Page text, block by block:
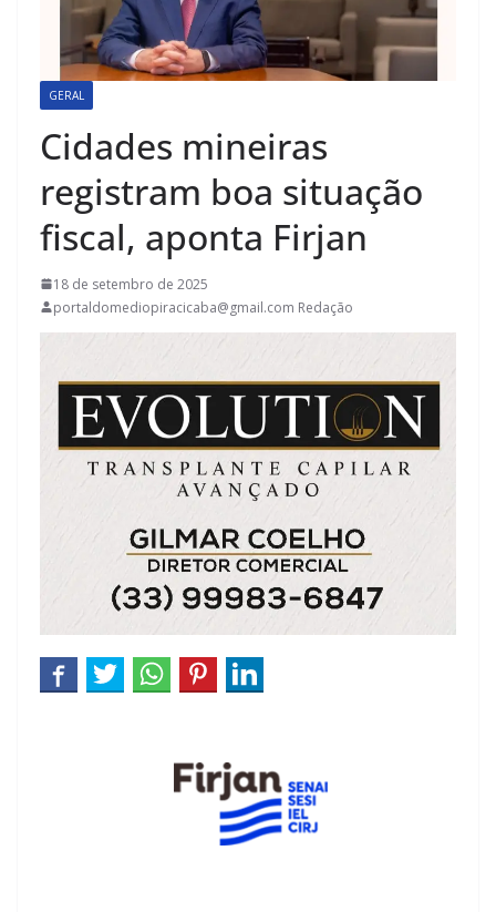
GERAL
Cidades mineiras
registram boa situação
fiscal, aponta Firjan
18 de setembro de 2025
portaldomediopiracicaba@gmail.com Redação